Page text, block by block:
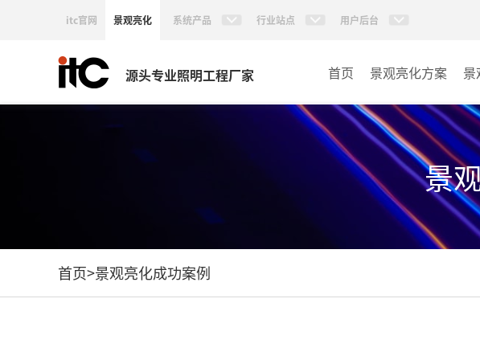
itc官网 景观亮化 系统产品 行业站点 用户后台
源头专业照明工程厂家 首页 景观亮化方案 景
AI
AI
景
首页>景观亮化成功案例